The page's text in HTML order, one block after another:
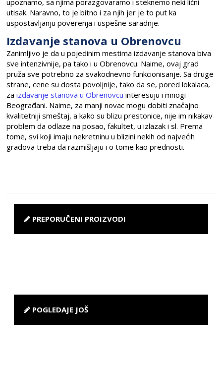
upoznamo, sa njima porazgovaramo i steknemo neki lični
utisak. Naravno, to je bitno i za njih jer je to put ka
uspostavljanju poverenja i uspešne saradnje.
Izdavanje stanova u Obrenovcu
Zanimljivo je da u pojedinim mestima izdavanje stanova biva
sve intenzivnije, pa tako i u Obrenovcu. Naime, ovaj grad
pruža sve potrebno za svakodnevno funkcionisanje. Sa druge
strane, cene su dosta povoljnije, tako da se, pored lokalaca,
zaizdavanje stanova u Obrenovcu interesuju i mnogi
Beograđani. Naime, za manji novac mogu dobiti značajno
kvalitetniji smeštaj, a kako su blizu prestonice, nije im nikakav
problem da odlaze na posao, fakultet, u izlazak i sl. Prema
tome, svi koji imaju nekretninu u blizini nekih od najvećih
gradova treba da razmišljaju i o tome kao prednosti.
PREPORUČENI PROIZVODI
POGLEDAJE JOŠ